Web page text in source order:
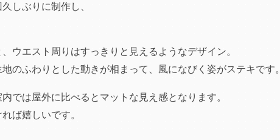
しぶりに制作し、
ウエスト周りはすっきりと見えるようなデザイン。
のふわりとした動きが相まって、風になびく姿がステキです。
では屋外に比べるとマットな見え感となります。
ば嬉しいです。